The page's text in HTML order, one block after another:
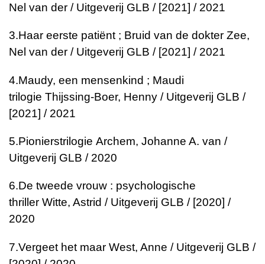
Nel van der / Uitgeverij GLB / [2021] / 2021
3.Haar eerste patiënt ; Bruid van de dokter Zee,
Nel van der / Uitgeverij GLB / [2021] / 2021
4.Maudy, een mensenkind ; Maudi
trilogie Thijssing-Boer, Henny / Uitgeverij GLB /
[2021] / 2021
5.Pionierstrilogie Archem, Johanne A. van /
Uitgeverij GLB / 2020
6.De tweede vrouw : psychologische
thriller Witte, Astrid / Uitgeverij GLB / [2020] /
2020
7.Vergeet het maar West, Anne / Uitgeverij GLB /